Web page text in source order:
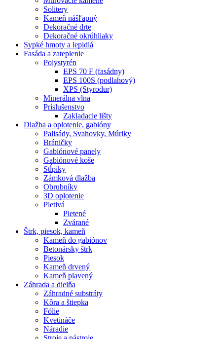
Solitery
Kameň nášľapný
Dekoračné drte
Dekoračné okrúhliaky
Sypké hmoty a lepidlá
Fasáda a zateplenie
Polystyrén
EPS 70 F (fasádny)
EPS 100S (podlahový)
XPS (Styrodur)
Minerálna vlna
Príslušenstvo
Zakladacie lišty
Dlažba a oplotenie, gabióny
Palisády, Svahovky, Múriky
Bráničky
Gabiónové panely
Gabiónové koše
Stĺpiky
Zámková dlažba
Obrubníky
3D oplotenie
Pletivá
Pletené
Zvárané
Štrk, piesok, kameň
Kameň do gabiónov
Betonársky štrk
Piesok
Kameň drvený
Kameň plavený
Záhrada a dielňa
Záhradné substráty
Kôra a štiepka
Fólie
Kvetináče
Náradie